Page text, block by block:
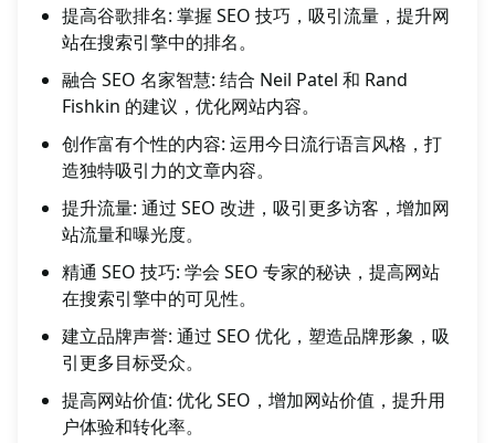
提高谷歌排名: 掌握 SEO 技巧，吸引流量，提升网
站在搜索引擎中的排名。
融合 SEO 名家智慧: 结合 Neil Patel 和 Rand
Fishkin 的建议，优化网站内容。
创作富有个性的内容: 运用今日流行语言风格，打
造独特吸引力的文章内容。
提升流量: 通过 SEO 改进，吸引更多访客，增加网
站流量和曝光度。
精通 SEO 技巧: 学会 SEO 专家的秘诀，提高网站
在搜索引擎中的可见性。
建立品牌声誉: 通过 SEO 优化，塑造品牌形象，吸
引更多目标受众。
提高网站价值: 优化 SEO，增加网站价值，提升用
户体验和转化率。